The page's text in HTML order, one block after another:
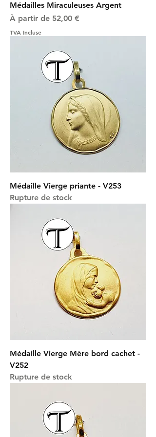
Médailles Miraculeuses Argent
À partir de 52,00 €
Prix promotionnel
TVA Incluse
Médaille Vierge priante - V253
Rupture de stock
Médaille Vierge Mère bord cachet -
V252
Rupture de stock